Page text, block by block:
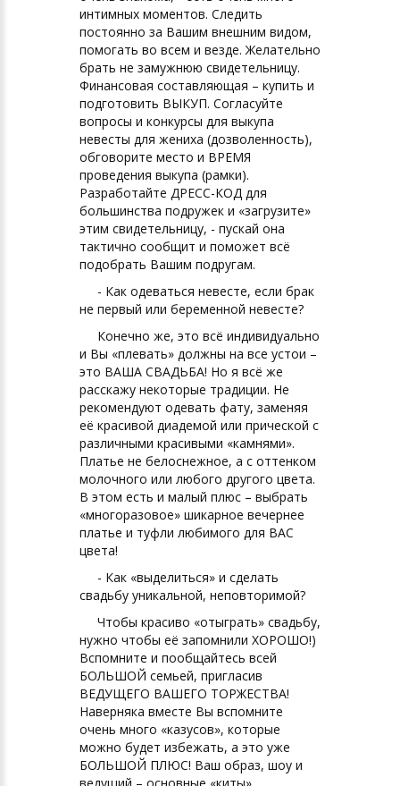
интимных моментов. Следить
постоянно за Вашим внешним видом,
помогать во всем и везде. Желательно
брать не замужнюю свидетельницу.
Финансовая составляющая – купить и
подготовить ВЫКУП. Согласуйте
вопросы и конкурсы для выкупа
невесты для жениха (дозволенность),
обговорите место и ВРЕМЯ
проведения выкупа (рамки).
Разработайте ДРЕСС-КОД для
большинства подружек и «загрузите»
этим свидетельницу, - пускай она
тактично сообщит и поможет всё
подобрать Вашим подругам.
- Как одеваться невесте, если брак
не первый или беременной невесте?
Конечно же, это всё индивидуально
и Вы «плевать» должны на все устои –
это ВАША СВАДЬБА! Но я всё же
расскажу некоторые традиции. Не
рекомендуют одевать фату, заменяя
её красивой диадемой или прической с
различными красивыми «камнями».
Платье не белоснежное, а с оттенком
молочного или любого другого цвета.
В этом есть и малый плюс – выбрать
«многоразовое» шикарное вечернее
платье и туфли любимого для ВАС
цвета!
- Как «выделиться» и сделать
свадьбу уникальной, неповторимой?
Чтобы красиво «отыграть» свадьбу,
нужно чтобы её запомнили ХОРОШО!)
Вспомните и пообщайтесь всей
БОЛЬШОЙ семьей, пригласив
ВЕДУЩЕГО ВАШЕГО ТОРЖЕСТВА!
Наверняка вместе Вы вспомните
очень много «казусов», которые
можно будет избежать, а это уже
БОЛЬШОЙ ПЛЮС! Ваш образ, шоу и